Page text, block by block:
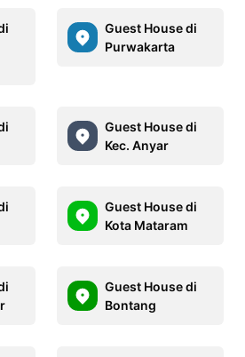
Guest House di
Purwakarta
Guest House di
Kec. Anyar
Guest House di
Kota Mataram
Guest House di
Bontang